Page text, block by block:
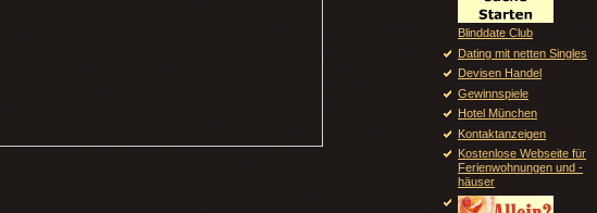
Blinddate Club
Dating mit netten Singles
Devisen Handel
Gewinnspiele
Hotel München
Kontaktanzeigen
Kostenlose Webseite für
Ferienwohnungen und -
häuser